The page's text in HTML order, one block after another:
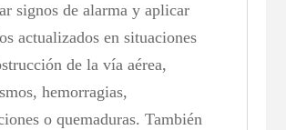
signos de alarma y aplicar
actualizados en situaciones
de la vía aérea,
hemorragias,
o quemaduras. También